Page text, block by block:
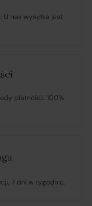
U nas wysyłka jest
płatności. 100%
7 dni w tygodniu.
(na podstawie
zamówienie
związanych z
Towaru z
i roszczenia